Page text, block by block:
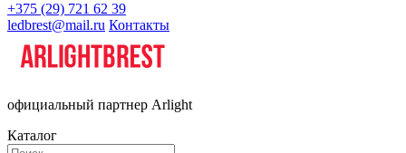
+375 (29) 721 62 39
ledbrest@mail.ru Контакты
официальный партнер Arlight
Каталог